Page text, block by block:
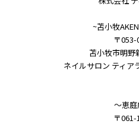
~苫小牧
〒053-
苫小牧市明野
ネイルサロン ティア
～恵
〒061-